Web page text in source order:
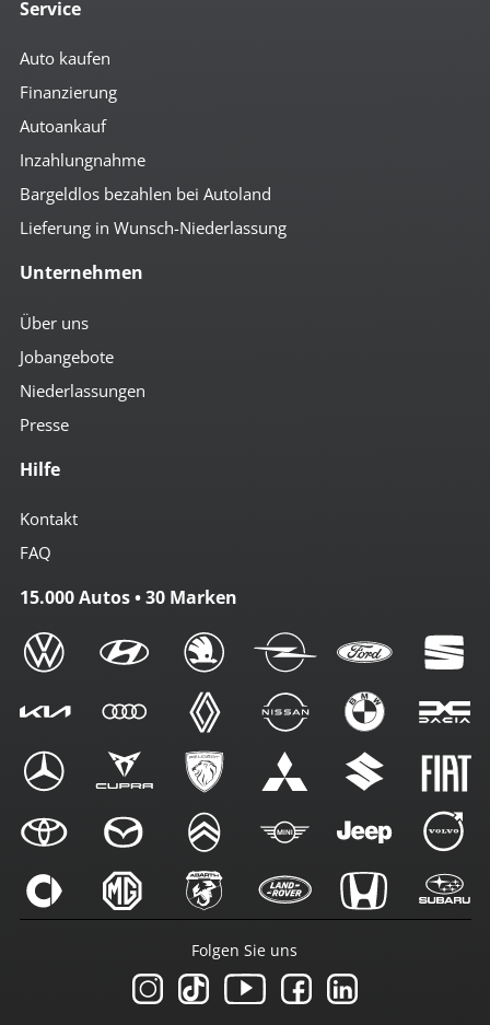
Service
Auto kaufen
Finanzierung
Autoankauf
Inzahlungnahme
Bargeldlos bezahlen bei Autoland
Lieferung in Wunsch-Niederlassung
Unternehmen
Über uns
Jobangebote
Niederlassungen
Presse
Hilfe
Kontakt
FAQ
15.000 Autos • 30 Marken
Folgen Sie uns